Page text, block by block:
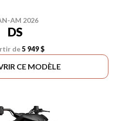
AM 2026
DS
de5 949 $
CE MODÈLE